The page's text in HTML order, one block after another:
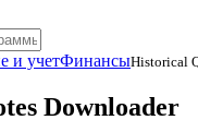
и учетФинансыHistorical
Downloader